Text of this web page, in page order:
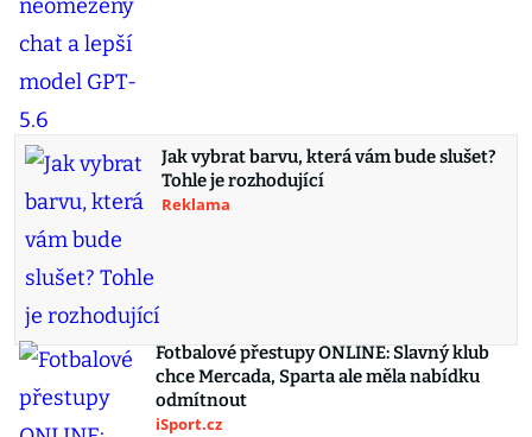
Jak vybrat barvu, která vám bude slušet?
Tohle je rozhodující
Reklama
Fotbalové přestupy ONLINE: Slavný klub
chce Mercada, Sparta ale měla nabídku
odmítnout
iSport.cz